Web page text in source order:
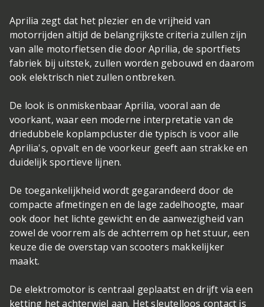
Aprilia zegt dat het plezier en de vrijheid van
motorrijden altijd de belangrijkste criteria zullen zijn
van alle motorfietsen die door Aprilia, de sportfiets
fabriek bij uitstek, zullen worden gebouwd en daarom
ook elektrisch niet zullen ontbreken.
De look is onmiskenbaar Aprilia, vooral aan de
voorkant, waar een moderne interpretatie van de
driedubbele koplampcluster die typisch is voor alle
Aprilia's, opvalt en de voorkeur geeft aan strakke en
duidelijk sportieve lijnen.
De toegankelijkheid wordt gegarandeerd door de
compacte afmetingen en de lage zadelhoogte, maar
ook door het lichte gewicht en de aanwezigheid van
zowel de voorrem als de achterrem op het stuur, een
keuze die de overstap van scooters makkelijker
maakt.
De elektromotor is centraal geplaatst en drijft via een
ketting het achterwiel aan. Het sleutelloos contact is